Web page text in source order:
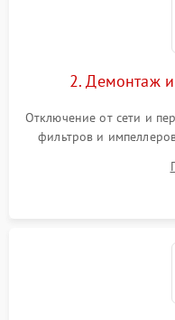
2. Демонтаж
Отключение от сети и
фильтров и
циркуляционному